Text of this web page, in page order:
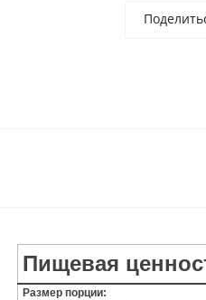
Пищевая
Размер порции: